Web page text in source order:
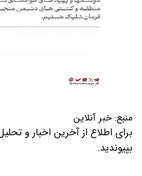
منبع: خبر آنلاین
برای اطلاع از آخرین اخبار و
بپیوندید.